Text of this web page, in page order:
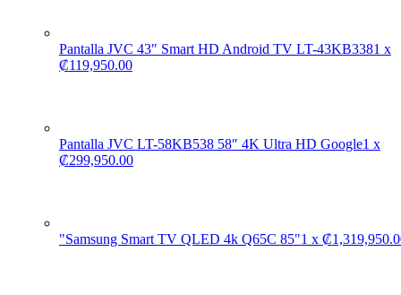
Pantalla JVC 43″ Smart HD Android TV LT-43KB3381 x
₡119,950.00
Pantalla JVC LT-58KB538 58″ 4K Ultra HD Google1 x
₡299,950.00
"Samsung Smart TV QLED 4k Q65C 85"1 x ₡